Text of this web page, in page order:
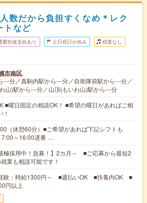
数だから負担すくなめ＊レク
トなど
費別途支給あり 土日祝日が休み 残業なし
市南区
---分／真駒内駅から---分／自衛隊前駅から---分／
山)駅から---分／山頂(もいわ山)駅から---分
■曜日固定の相談OK！ ■希望の曜日があればご相
！
（休憩60分）■ご希望があれば下記シフトも
7:00～16:00遅番 …
極採用中！急募！】2カ月～ ■ご応募から最短2
業も相談可能です！
験：時給1300円～ ■週払いOK ■扶養内OK ■
円以上